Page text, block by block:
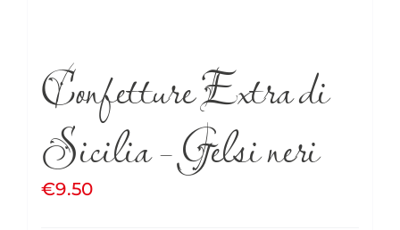
Confetture Extra di
Sicilia – Gelsi neri
€9.50